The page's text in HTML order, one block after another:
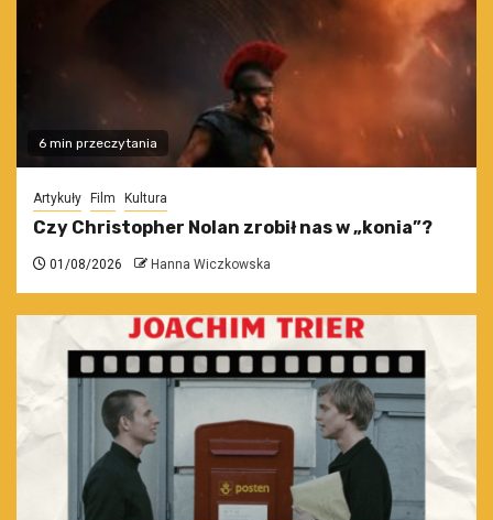
6 min przeczytania
Artykuły Film Kultura
Czy Christopher Nolan zrobił nas w „konia”?
01/08/2026 Hanna Wiczkowska